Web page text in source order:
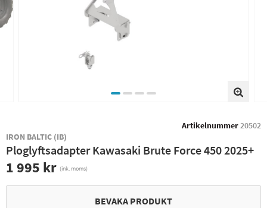
Artikelnummer20502
IRON BALTIC (IB)
Ploglyftsadapter Kawasaki Brute Force 450 2025+
1 995 kr (ink. moms)
BEVAKA PRODUKT